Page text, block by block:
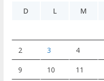
D
L M
2 3 4
9 10 11